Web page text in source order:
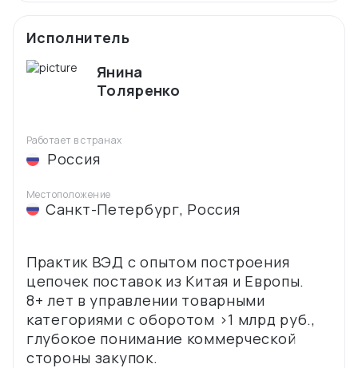
Исполнитель
Янина
Толяренко
Работает в странах
Россия
Местоположение
Санкт-Петербург, Россия
Практик ВЭД с опытом построения
цепочек поставок из Китая и Европы.
8+ лет в управлении товарными
категориями с оборотом >1 млрд руб.,
глубокое понимание коммерческой
стороны закупок.